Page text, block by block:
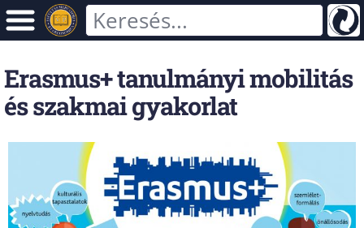
Erasmus+ tanulmányi mobilitás
és szakmai gyakorlat